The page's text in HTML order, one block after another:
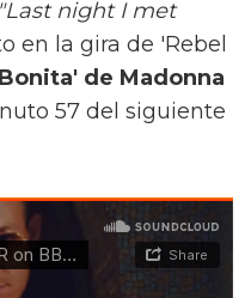
"Last night I met
en la gira de 'Rebel
de Madonna
57 del siguiente